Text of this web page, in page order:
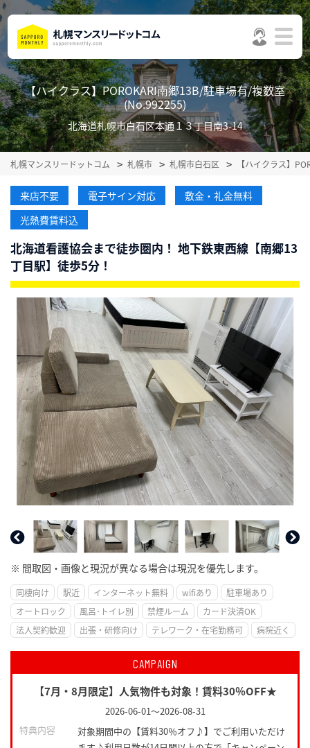
【ハイクラス】POROKARI南郷13B/駐車場有/複数室
(No.992255)
北海道札幌市白石区本通１３丁目南3-14
札幌マンスリードットコム 札幌市 札幌市白石区 【ハイクラス】
来店不要 電子サイン対応
敷金・礼金無料
光熱費賃料込
北海道看護協会まで徒歩圏内！ 地下鉄東西線【南郷13
丁目駅】徒歩5分！
※ 間取図・画像と現況が異なる場合は現況を優先します。
同棲向け 駅近 インターネット無料 wifiあり
駐車場あり
オートロック
風呂･トイレ別 禁煙ルーム
カード決済OK
法人契約歓迎
出張・研修向け テレワーク・在宅勤務可 病院近く
CAMPAIGN
【7月・8月限定】人気物件も対象！賃料30％OFF★
2026-06-01～2026-08-31
特典内容
対象期間中の【賃料30％オフ♪】でご利用いただけ